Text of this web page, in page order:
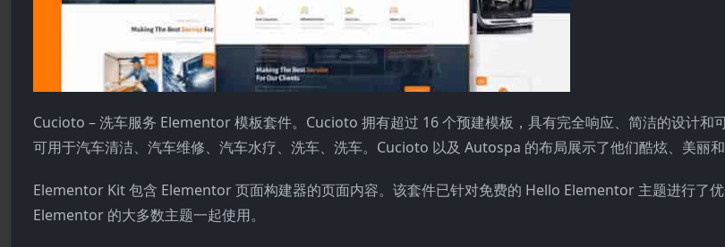
Cucioto – 洗车服务 Elementor 模板套件。Cucioto 拥有超过 16 个预建模板，具有完全响应、简洁的设计和
可用于汽车清洁、汽车维修、汽车水疗、洗车、洗车。Cucioto 以及 Autospa 的布局展示了他们酷炫、美丽和
Elementor Kit 包含 Elementor 页面构建器的页面内容。该套件已针对免费的 Hello Elementor 主题进行了
Elementor 的大多数主题一起使用。